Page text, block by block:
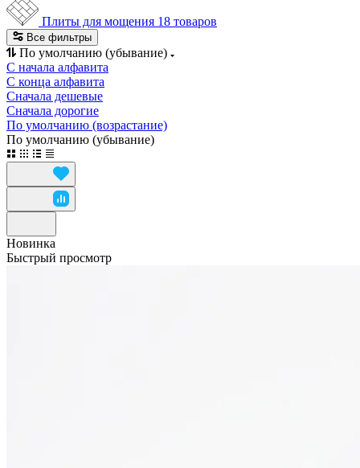
Плиты для мощения 18 товаров
Все фильтры
По умолчанию (убывание)
С начала алфавита
С конца алфавита
Сначала дешевые
Сначала дорогие
По умолчанию (возрастание)
По умолчанию (убывание)
Новинка
Быстрый просмотр